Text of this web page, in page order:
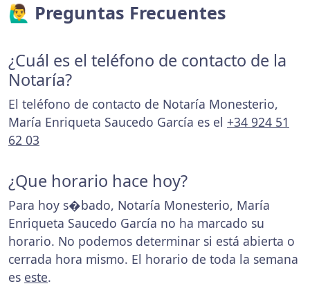
🙋‍♂️ Preguntas Frecuentes
¿Cuál es el teléfono de contacto de la
Notaría?
El teléfono de contacto de Notaría Monesterio,
María Enriqueta Saucedo García es el +34 924 51
62 03
¿Que horario hace hoy?
Para hoy s�bado, Notaría Monesterio, María
Enriqueta Saucedo García no ha marcado su
horario. No podemos determinar si está abierta o
cerrada hora mismo. El horario de toda la semana
es este.